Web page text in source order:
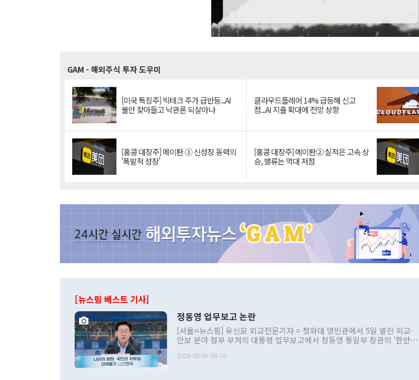
GAM - 해외주식 투자 도우미
[미국 특징주] 빅테크 주가 급반등...AI
불안 잦아들고 낙관론 되살아나
클라우드플레어 14% 급등해 신고
점...AI 지출 확대에 전망 상향
[홍콩 대장주] 메이퇀 ③ 신성장 동력의
'폭발적 성장'
[홍콩 대장주] 메이퇀② 실적은 고속 상
승, 밸류는 역대 저점
[뉴스핌 베스트 기사]
정동영 업무보고 논란
[서울=뉴스핌] 유신모 외교전문기자 = 청와대 영빈관에서 5일 열린 외교·
안보 분야 정부 부처의 대통령 업무보고에서 정동영 통일부 장관의 '한반도
발언 중에는 정부 내 조율을 거치지 않은 사안을 정책으로 추진하겠다고 공
2026-08-06 06:10